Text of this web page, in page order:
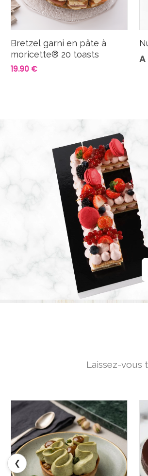
Bretzel garni en pâte à
moricette® 20 toasts
19.90 €
Laissez-vous
❮